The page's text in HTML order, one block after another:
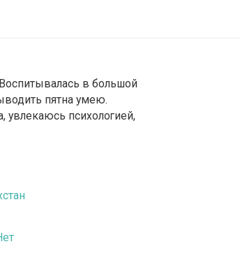
в большой
пятна умею.
увлекаюсь психологией,